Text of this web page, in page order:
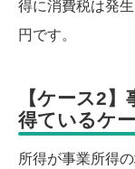
得に消費税は発
円です。
【ケース2
得ているケ
所得が事業所得